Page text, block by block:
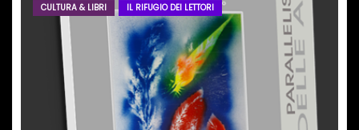
CULTURA & LIBRI IL RIFUGIO DEI LETTORI